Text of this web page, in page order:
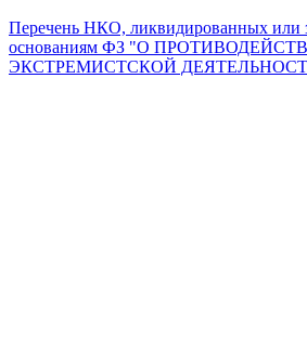
Перечень НКО, ликвидированных или
основаниям ФЗ "О
ЭКСТРЕМИСТСКОЙ